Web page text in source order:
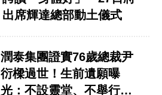
出席輝達總部動土儀式
潤泰集團證實76歲總裁尹
衍樑過世！生前遺願曝
光：不設靈堂、不舉行公